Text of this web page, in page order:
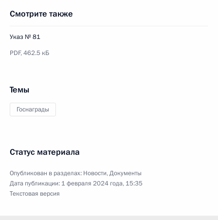
Смотрите также
Указ № 81
PDF,462.5 кБ
Темы
Госнаграды
Статус материала
Опубликован в разделах: Новости,Документы
Дата публикации: 1 февраля 2024 года, 15:35
Текстовая версия